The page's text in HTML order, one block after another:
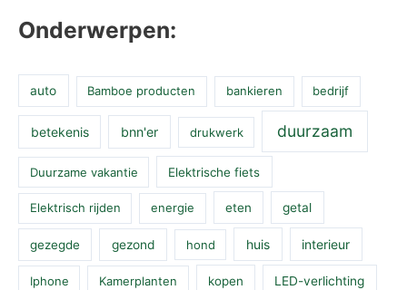
Onderwerpen:
auto Bamboe producten bankieren bedrijf
betekenis bnn'er drukwerk duurzaam
Duurzame vakantie Elektrische fiets
Elektrisch rijden energie eten getal
gezegde gezond hond huis interieur
Iphone Kamerplanten kopen LED-verlichting